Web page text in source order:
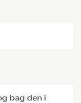
bag den i